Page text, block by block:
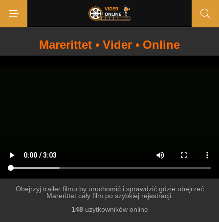
Marerittet • Vider • Online
Obejrzyj trailer filmu by uruchomić i sprawdzić gdzie obejrzeć
Marerittet cały film po szybkiej rejestracji.
148użytkowników online